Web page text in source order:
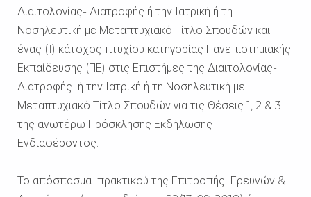
Διαιτολογίας- Διατροφής ή την Ιατρική ή τη
Νοσηλευτική με Μεταπτυχιακό Τίτλο Σπουδών και
ένας (1) κάτοχος πτυχίου κατηγορίας Πανεπιστημιακής
Εκπαίδευσης (ΠΕ) στις Επιστήμες της Διαιτολογίας-
Διατροφής ή την Ιατρική ή τη Νοσηλευτική με
Μεταπτυχιακό Τίτλο Σπουδών για τις Θέσεις 1, 2 & 3
της ανωτέρω Πρόσκλησης Εκδήλωσης
Ενδιαφέροντος.
Το απόσπασμα πρακτικού της Επιτροπής Ερευνών &